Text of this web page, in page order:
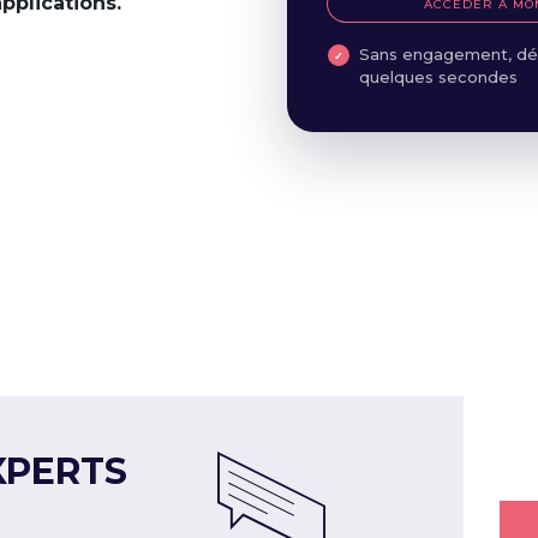
ACCÉDER À
Sans engagement,
quelques secondes